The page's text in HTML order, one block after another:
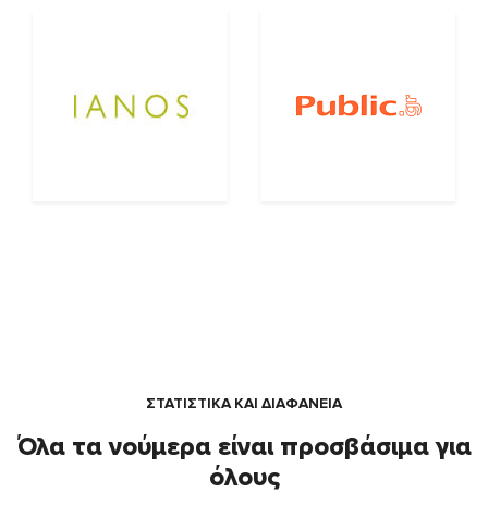
ΣΤΑΤΙΣΤΙΚΑ ΚΑΙ ΔΙΑΦΑΝΕΙΑ
Όλα τα νούμερα είναι προσβάσιμα για
όλους